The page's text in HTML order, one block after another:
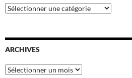
Catégories
ARCHIVES
Archives